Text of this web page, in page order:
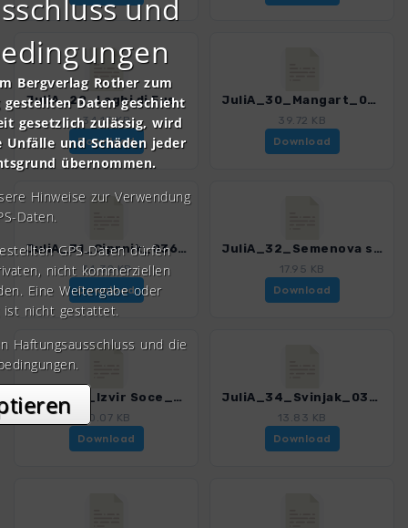
JuliA_29_Laghi di Fusine_0366_2.gpx
34.15 KB
Download
JuliA_30_Mangart_0366_2.gpx
39.72 KB
Download
JuliA_31_Ciprnik_0366_2.gpx
34.32 KB
Download
JuliA_32_Semenova spica_0366_2.gpx
17.95 KB
Download
JuliA_33_Izvir Soce_0366_2.gpx
20.07 KB
Download
JuliA_34_Svinjak_0366_2.gpx
13.83 KB
Download
und
Bergverlag Rother zum
Daten geschieht
gesetzlich zulässig, wird
und Schäden jeder
übernommen.
Hinweise zur Verwendung
Daten.
GPS-Daten dürfen
nicht kommerziellen
Eine Weitergabe oder
ist nicht gestattet.
Haftungsausschluss und die